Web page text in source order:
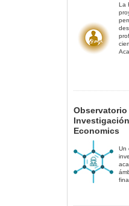
La
Observatorio
Economics
Un